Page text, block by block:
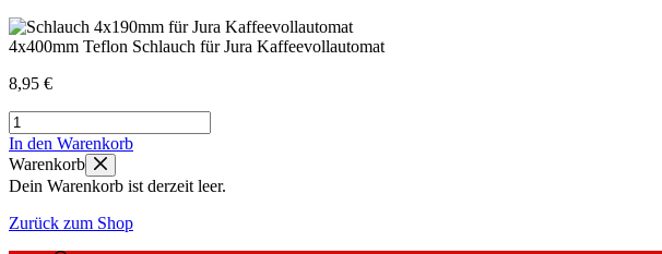
4x400mm Teflon Schlauch für Jura Kaffeevollautomat
8,95 €
4x400mm
Teflon
Schlauch
für
Jura
Kaffeevollautomat
Menge
In den Warenkorb
Warenkorb
Dein Warenkorb ist derzeit leer.
Zurück zum Shop